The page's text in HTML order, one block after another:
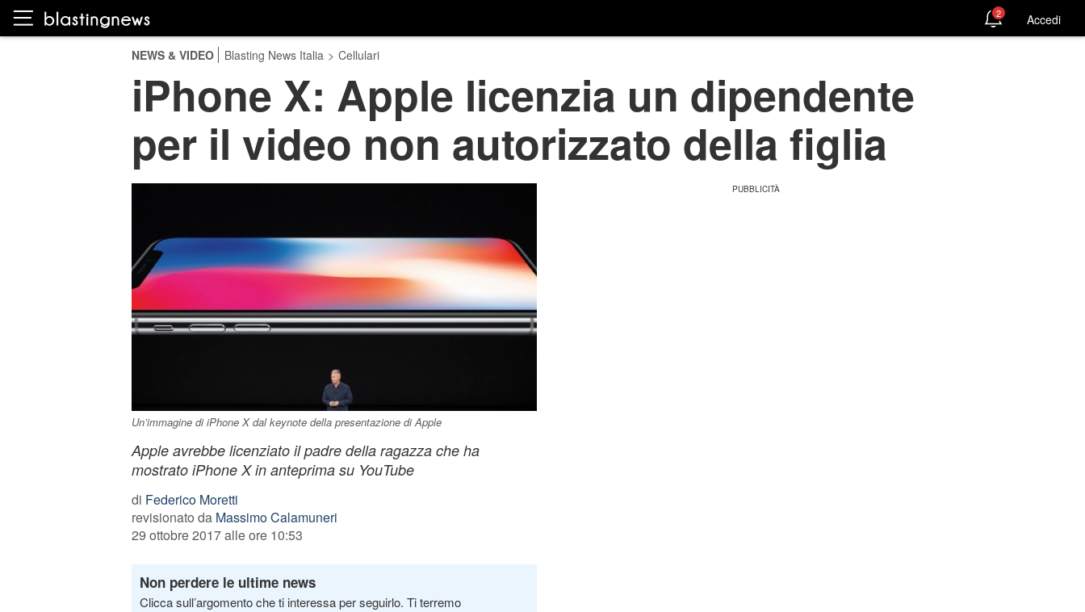
2 Accedi
NEWS & VIDEO Blasting News Italia > Cellulari
iPhone X: Apple licenzia un dipendente
per il video non autorizzato della figlia
Un’immagine di iPhone X dal keynote della presentazione di Apple
Apple avrebbe licenziato il padre della ragazza che ha
mostrato iPhone X in anteprima su YouTube
di Federico Moretti
revisionato da Massimo Calamuneri
29 ottobre 2017 alle ore 10:53
Non perdere le ultime news
Clicca sull’argomento che ti interessa per seguirlo. Ti terremo